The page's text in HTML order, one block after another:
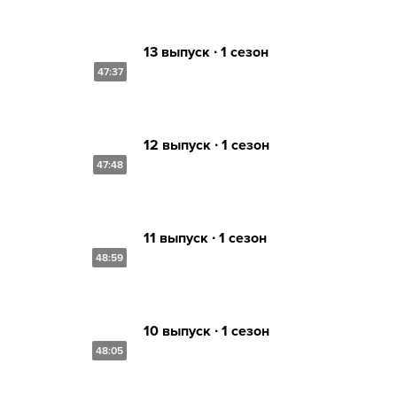
47:37
13 выпуск ∙ 1 сезон
47:48
12 выпуск ∙ 1 сезон
48:59
11 выпуск ∙ 1 сезон
48:05
10 выпуск ∙ 1 сезон